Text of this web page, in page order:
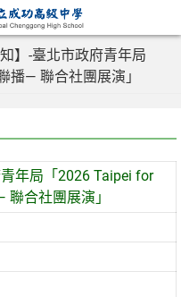
知】-臺北市政府青年局
播— 聯合社團展演」
青年局「2026 Taipei for
合社團展演」